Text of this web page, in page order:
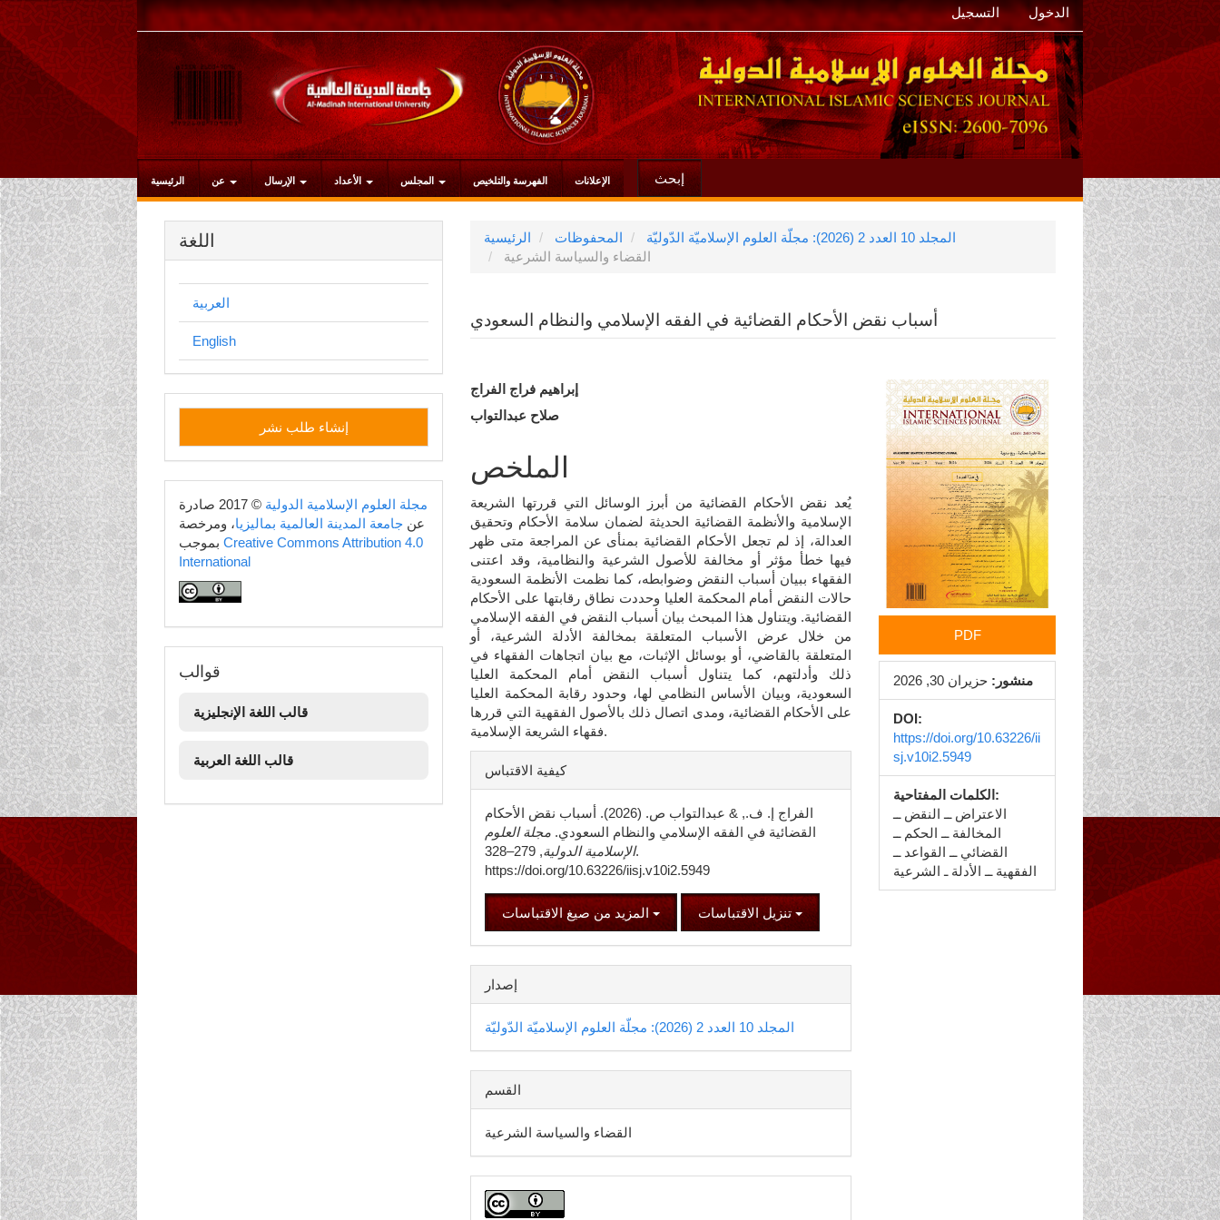
التنقل
الرئيسي
المحتوى
الرئيسي
الشريط
الجانبي
التسجيل الدخول
الرئيسية الأعداد الفهرسة والتلخيص الإعلانات إبحث
الرئيسية المحفوظات
المجلد 10 العدد 2 (2026): مجلّة العلوم الإسلاميّة الدّوليّة
القضاء والسياسة الشرعية
أسباب نقض الأحكام القضائية في الفقه الإسلامي والنظام السعودي
الشريط
الجانبي
للمقالة
PDF
منشور: حزيران 30, 2026
DOI:
https://doi.org/10.63226/ii
sj.v10i2.5949
الكلمات المفتاحية:
الاعتراض ــ النقض ــ
المخالفة ــ الحكم ــ
القضائي ــ القواعد ــ
الفقهية ــ الأدلة ـ الشرعية
محتوى
المقالة
الرئيسي
إبراهيم فراج الفراج
صلاح عبدالتواب
الملخص
يُعد نقض الأحكام القضائية من أبرز الوسائل التي قررتها الشريعة
الإسلامية والأنظمة القضائية الحديثة لضمان سلامة الأحكام وتحقيق
العدالة، إذ لم تجعل الأحكام القضائية بمنأى عن المراجعة متى ظهر
فيها خطأ مؤثر أو مخالفة للأصول الشرعية والنظامية، وقد اعتنى
الفقهاء ببيان أسباب النقض وضوابطه، كما نظمت الأنظمة السعودية
حالات النقض أمام المحكمة العليا وحددت نطاق رقابتها على الأحكام
القضائية. ويتناول هذا المبحث بيان أسباب النقض في الفقه الإسلامي
من خلال عرض الأسباب المتعلقة بمخالفة الأدلة الشرعية، أو
المتعلقة بالقاضي، أو بوسائل الإثبات، مع بيان اتجاهات الفقهاء في
ذلك وأدلتهم، كما يتناول أسباب النقض أمام المحكمة العليا
السعودية، وبيان الأساس النظامي لها، وحدود رقابة المحكمة العليا
على الأحكام القضائية، ومدى اتصال ذلك بالأصول الفقهية التي قررها
فقهاء الشريعة الإسلامية.
تفاصيل
المقالة
كيفية الاقتباس
الفراج إ. ف., & عبدالتواب ص. (2026). أسباب نقض الأحكام
القضائية في الفقه الإسلامي والنظام السعودي. مجلة العلوم
الإسلامية الدولية
, 279–328.
https://doi.org/10.63226/iisj.v10i2.5949
المزيد من صيغ الاقتباسات تنزيل الاقتباسات
إصدار
المجلد 10 العدد 2 (2026): مجلّة العلوم الإسلاميّة الدّوليّة
القسم
القضاء والسياسة الشرعية
اللغة
العربية
English
إنشاء
طلب
نشر
إنشاء طلب نشر
copyright مجلة العلوم الإسلامية الدولية
© 2017 صادرة
عن جامعة المدينة العالمية بماليزيا، ومرخصة
بموجبCreative Commons Attribution 4.0
International
قوالب
قوالب
قالب اللغة الإنجليزية
قالب اللغة العربية